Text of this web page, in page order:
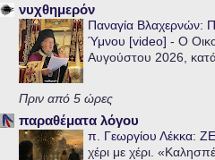
νυχθημερόν
Παναγία Βλαχερνών:
Ύμνου [video] - Ο
Αυγούστου 2026, κατά
Πριν από 5 ώρες
παραθέματα λόγου
π. Γεωργίου Λέκκα:
χέρι με χέρι.